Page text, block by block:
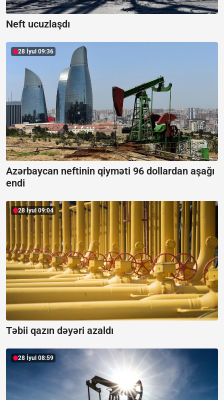
Neft ucuzlaşdı
28 İyul 09:36
Azərbaycan neftinin qiyməti 96 dollardan aşağı
endi
28 İyul 09:04
Təbii qazın dəyəri azaldı
28 İyul 08:59